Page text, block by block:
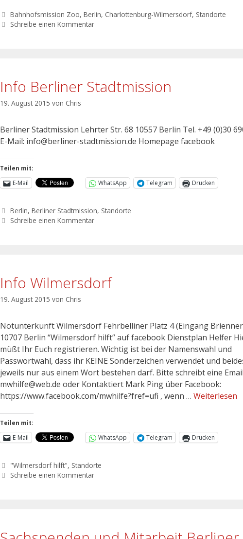
Bahnhofsmission Zoo,Berlin, Charlottenburg-Wilmersdorf, Standorte
Schreibe einen Kommentar
Info Berliner Stadtmission
19. August 2015 von Chris
Berliner Stadtmission Lehrter Str. 68 10557 Berlin Tel. +49 (0)30
E-Mail: info@berliner-stadtmission.de Homepage facebook
Teilen mit:
E-Mail
WhatsApp Telegram Drucken
Berlin,Berliner Stadtmission, Standorte
Schreibe einen Kommentar
Info Wilmersdorf
19. August 2015 von Chris
Notunterkunft Wilmersdorf Fehrbelliner Platz 4 (Eingang Brienner
10707 Berlin “Wilmersdorf hilft” auf facebook Dienstplan Helfer
müßt Ihr Euch registrieren. Wichtig ist bei der Namenswahl und
Passwortwahl, dass ihr KEINE Sonderzeichen verwendet und
jeweils nur aus einem Wort bestehen darf. Bitte schreibt eine
mwhilfe@web.de oder Kontaktiert Mark Ping über Facebook:
https://www.facebook.com/mwhilfe?fref=ufi , wenn … Weiterlesen
Teilen mit:
E-Mail
WhatsApp Telegram Drucken
"Wilmersdorf hilft", Standorte
Schreibe einen Kommentar